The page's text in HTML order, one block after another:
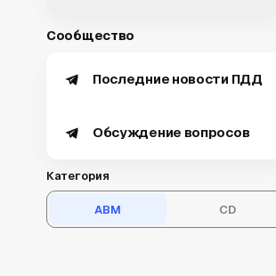
Сообщество
Последние новости ПДД
Обсуждение вопросов
Категория
ABM CD